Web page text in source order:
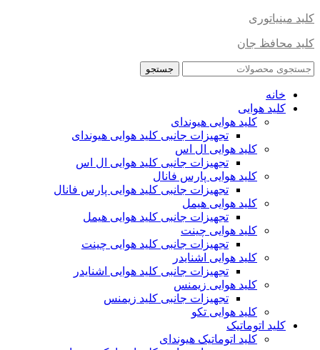
کلید مینیاتوری
کلید محافظ جان
جستجو
خانه
کلید هوایی
کلید هوایی هیوندای
تجهیزات جانبی کلید هوایی هیوندای
کلید هوایی ال اس
تجهیزات جانبی کلید هوایی ال اس
کلید هوایی پارس فانال
تجهیزات جانبی کلید هوایی پارس فانال
کلید هوایی هیمل
تجهیزات جانبی کلید هوایی هیمل
کلید هوایی چینت
تجهیزات جانبی کلید هوایی چینت
کلید هوایی اشنایدر
تجهیزات جانبی کلید هوایی اشنایدر
کلید هوایی زیمنس
تجهیزات جانبی کلید زیمنس
کلید هوایی تکو
کلید اتوماتیک
کلید اتوماتیک هیوندای